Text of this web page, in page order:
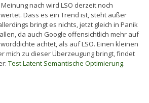
nach wird LSO derzeit noch
Dass es ein Trend ist, steht außer
bringt es nichts, jetzt gleich in Panik
da auch Google offensichtlich mehr auf
achtet, als auf LSO. Einen kleinen
mich zu dieser Überzeugung bringt, findet
Test Latent Semantische Optimierung.